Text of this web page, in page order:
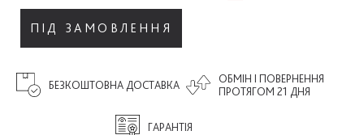
ПІД ЗАМОВЛЕННЯ
ОБМІН І ПОВЕРНЕННЯ
ПРОТЯГОМ 21 ДНЯ
ГАРАНТІЯ
БЕЗКОШТОВНА ДОСТАВКА